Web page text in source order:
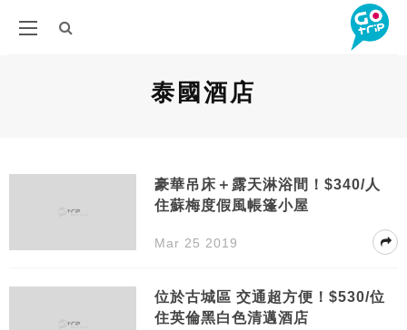
泰國酒店
豪華吊床＋露天淋浴間！$340/人
住蘇梅度假風帳篷小屋
Mar 25 2019
位於古城區 交通超方便！$530/位
住英倫黑白色清邁酒店